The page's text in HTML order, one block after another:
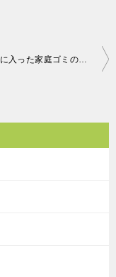
大量の袋に入った家庭ゴミの回収も対応可能！当日量が増えてしまったが、それにも対応してもらえた、とお喜び頂けました！